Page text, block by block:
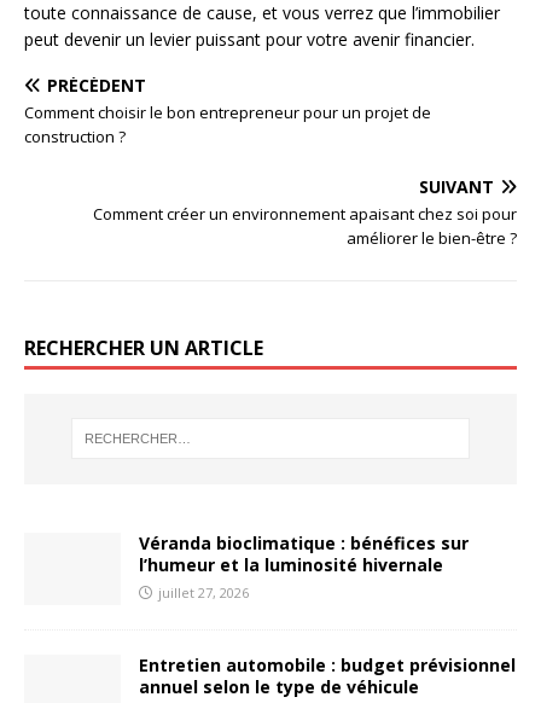
toute connaissance de cause, et vous verrez que l’immobilier
peut devenir un levier puissant pour votre avenir financier.
PRÉCÉDENT
Comment choisir le bon entrepreneur pour un projet de
construction ?
SUIVANT
Comment créer un environnement apaisant chez soi pour
améliorer le bien-être ?
RECHERCHER UN ARTICLE
Véranda bioclimatique : bénéfices sur
l’humeur et la luminosité hivernale
juillet 27, 2026
Entretien automobile : budget prévisionnel
annuel selon le type de véhicule